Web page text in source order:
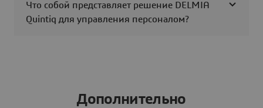
Что собой представляет решение DELMIA
Quintiq для управления персоналом?
Дополнительно